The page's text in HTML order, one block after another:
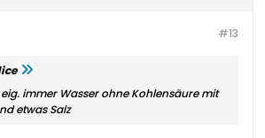
#13
immer Wasser ohne Kohlensäure mit
etwas Salz